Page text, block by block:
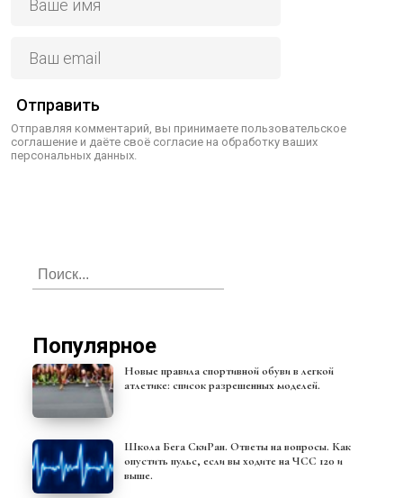
Отправить
Отправляя комментарий, вы принимаете пользовательское
соглашение и даёте своё согласие на обработку ваших
персональных данных.
Популярное
Новые правила спортивной обуви в легкой
атлетике: список разрешенных моделей.
Школа Бега СкиРан. Ответы на вопросы. Как
опустить пульс, если вы ходите на ЧСС 120 и
выше.